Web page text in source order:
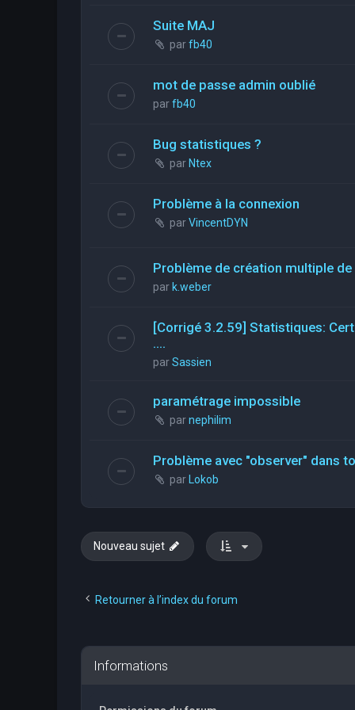
Suite MAJ
parfb40
mot de passe admin oublié
parfb40
Bug statistiques ?
par Ntex
Problème à la connexion
parVincentDYN
Problème de création multiple
par k.weber
[Corrigé 3.2.59] Statistiques:
....
parSassien
paramétrage impossible
parnephilim
Problème avec "observer" dans
par Lokob
Nouveau sujet
Retourner à l’index du forum
Informations